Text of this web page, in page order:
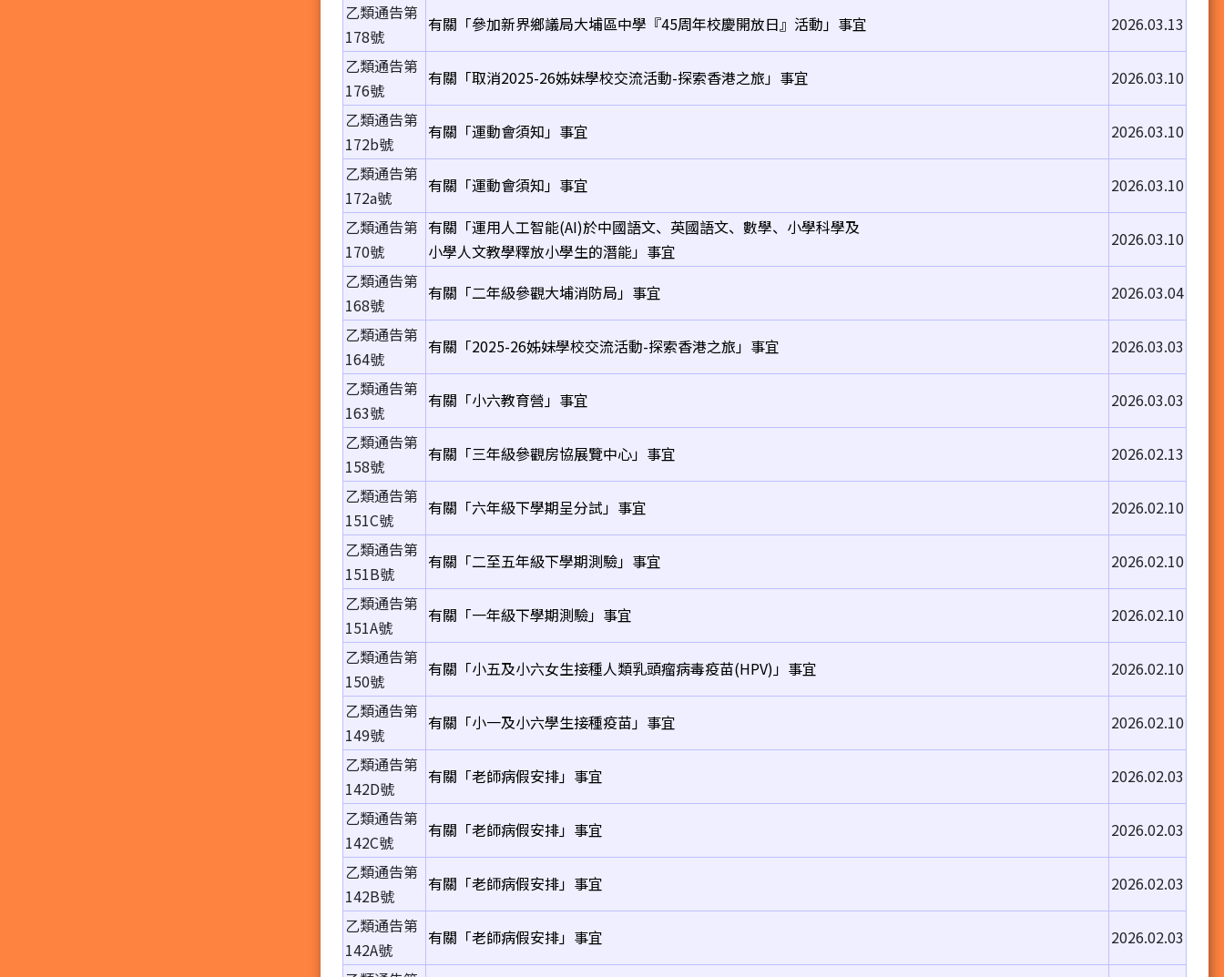
乙類通告第
178號
有關「參加新界鄉議局大埔區中學『45周年校慶開放日』活動」事宜
2026.03.13
乙類通告第
176號
有關「取消2025-26姊妹學校交流活動-探索香港之旅」事宜
2026.03.10
乙類通告第
172b號
有關「運動會須知」事宜
2026.03.10
乙類通告第
172a號
有關「運動會須知」事宜
2026.03.10
乙類通告第
170號
有關「運用人工智能(AI)於中國語文、英國語文、數學、小學科學及
小學人文教學釋放小學生的潛能」事宜
2026.03.10
乙類通告第
168號
有關「二年級參觀大埔消防局」事宜
2026.03.04
乙類通告第
164號
有關「2025-26姊妹學校交流活動-探索香港之旅」事宜
2026.03.03
乙類通告第
163號
有關「小六教育營」事宜
2026.03.03
乙類通告第
158號
有關「三年級參觀房協展覽中心」事宜
2026.02.13
乙類通告第
151C號
有關「六年級下學期呈分試」事宜
2026.02.10
乙類通告第
151B號
有關「二至五年級下學期測驗」事宜
2026.02.10
乙類通告第
151A號
有關「一年級下學期測驗」事宜
2026.02.10
乙類通告第
150號
有關「小五及小六女生接種人類乳頭瘤病毒疫苗(HPV)」事宜
2026.02.10
乙類通告第
149號
有關「小一及小六學生接種疫苗」事宜
2026.02.10
乙類通告第
142D號
有關「老師病假安排」事宜
2026.02.03
乙類通告第
142C號
有關「老師病假安排」事宜
2026.02.03
乙類通告第
142B號
有關「老師病假安排」事宜
2026.02.03
乙類通告第
142A號
有關「老師病假安排」事宜
2026.02.03